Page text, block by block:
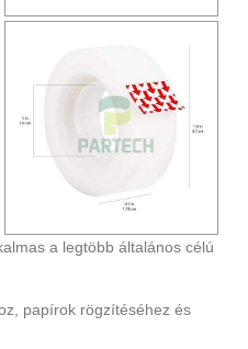
a legtöbb általános célú
papírok rögzítéséhez és